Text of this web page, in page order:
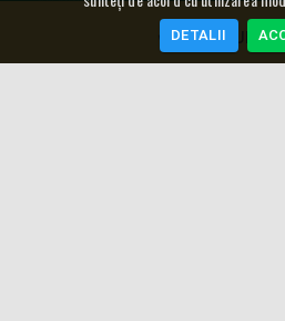
COȘ
SAL
Procedura de retur
Curs Valutar
DETALII